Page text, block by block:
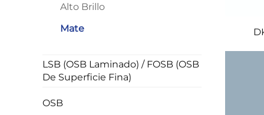
Alto Brillo
Mate
LSB (OSB Laminado) / FOSB (OSB
De Superficie Fina)
OSB